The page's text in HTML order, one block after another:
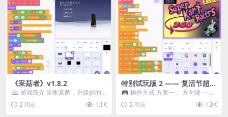
《采菇者》v1.8.2
📖 游戏简介 采集真菌，升级你的
机体，并前往未知领域探索。 这是
一款静谧的探索冒...
2 周前 1.1K
特别试玩版 2 —— 复活节超级
卡丁车赛
🎮 操作方式 方案一： 方向键 ——
移动 Z —— 跳跃 / 漂移 方案二： ...
2 周前 1.3K